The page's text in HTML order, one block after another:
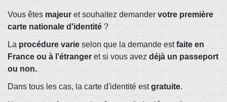
Vous êtes majeur et souhaitez demander votre première
carte nationale d'identité ?
La procédure varie selon que la demande estfaite en
France ou à l'étranger et si vous avez déjà un passeport
ou non.
Dans tous les cas, la carte d'identité estgratuite.